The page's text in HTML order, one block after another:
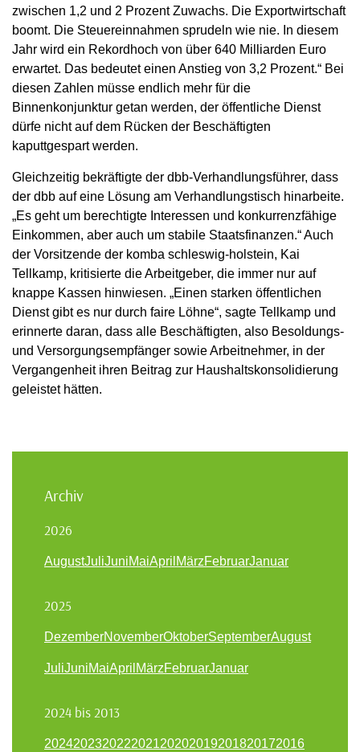
zwischen 1,2 und 2 Prozent Zuwachs. Die Exportwirtschaft
boomt. Die Steuereinnahmen sprudeln wie nie. In diesem
Jahr wird ein Rekordhoch von über 640 Milliarden Euro
erwartet. Das bedeutet einen Anstieg von 3,2 Prozent.“ Bei
diesen Zahlen müsse endlich mehr für die
Binnenkonjunktur getan werden, der öffentliche Dienst
dürfe nicht auf dem Rücken der Beschäftigten
kaputtgespart werden.
Gleichzeitig bekräftigte der dbb-Verhandlungsführer, dass
der dbb auf eine Lösung am Verhandlungstisch hinarbeite.
„Es geht um berechtigte Interessen und konkurrenzfähige
Einkommen, aber auch um stabile Staatsfinanzen.“ Auch
der Vorsitzende der komba schleswig-holstein, Kai
Tellkamp, kritisierte die Arbeitgeber, die immer nur auf
knappe Kassen hinwiesen. „Einen starken öffentlichen
Dienst gibt es nur durch faire Löhne“, sagte Tellkamp und
erinnerte daran, dass alle Beschäftigten, also Besoldungs-
und Versorgungsempfänger sowie Arbeitnehmer, in der
Vergangenheit ihren Beitrag zur Haushaltskonsolidierung
geleistet hätten.
Archiv
2026
AugustJuliJuniMaiApril MärzFebruarJanuar
2025
DezemberNovemberOktoberSeptemberAugust
JuliJuniMaiApril MärzFebruarJanuar
2024 bis 2013
202420232022202120202019201820172016